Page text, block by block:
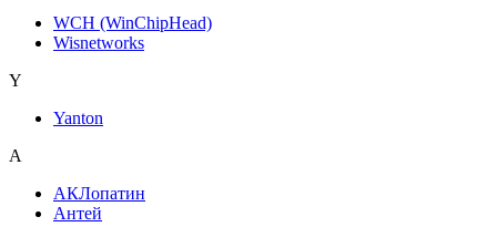
WCH (WinChipHead)
Wisnetworks
Y
Yanton
А
АКЛопатин
Антей